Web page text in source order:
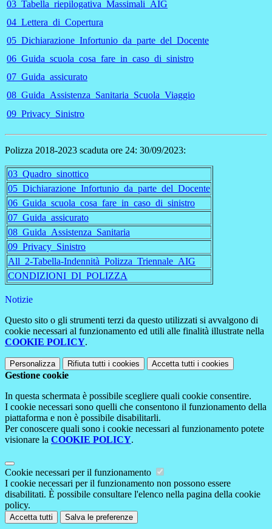
03_Tabella_riepilogativa_Massimali_AIG
04_Lettera_di_Copertura
05_Dichiarazione_Infortunio_da_parte_del_Docente
06_Guida_scuola_cosa_fare_in_caso_di_sinistro
07_Guida_assicurato
08_Guida_Assistenza_Sanitaria_Scuola_Viaggio
09_Privacy_Sinistro
Polizza 2018-2023 scaduta ore 24: 30/09/2023:
03_Quadro_sinottico
05_Dichiarazione_Infortunio_da_parte_del_Docente
06_Guida_scuola_cosa_fare_in_caso_di_sinistro
07_Guida_assicurato
08_Guida_Assistenza_Sanitaria
09_Privacy_Sinistro
All_2-Tabella-Indennità_Polizza_Triennale_AIG
CONDIZIONI_DI_POLIZZA
Notizie
Questo sito o gli strumenti terzi da questo utilizzati si avvalgono di
cookie necessari al funzionamento ed utili alle finalità illustrate nella
COOKIE POLICY.
Personalizza Rifiuta tutti i cookies Accetta tutti i cookies
Gestione cookie
In questa schermata è possibile scegliere quali cookie consentire.
I cookie necessari sono quelli che consentono il funzionamento della
piattaforma e non è possibile disabilitarli.
Per conoscere quali sono i cookie necessari al funzionamento potete
visionare la COOKIE POLICY.
Cookie necessari per il funzionamento
I cookie necessari per il funzionamento non possono essere
disabilitati. È possibile consultare l'elenco nella pagina della cookie
policy.
Accetta tutti Salva le preferenze